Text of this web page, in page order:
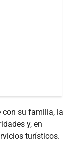
con su familia, la
y, en
turísticos.